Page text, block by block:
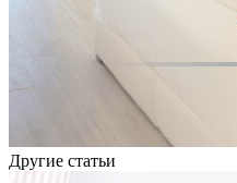
Другие статьи